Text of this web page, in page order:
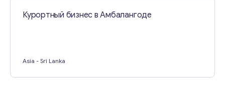
Курортный бизнес в Амбалангоде
Asia - Sri Lanka